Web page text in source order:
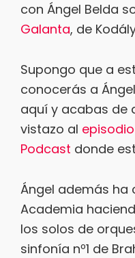
con Ángel Belda
Galanta, de
Supongo que a
conocerás a
aquí y acabas de
vistazo al
Podcast donde
Ángel además ha
Academia
los solos de
sinfonía nº1 de